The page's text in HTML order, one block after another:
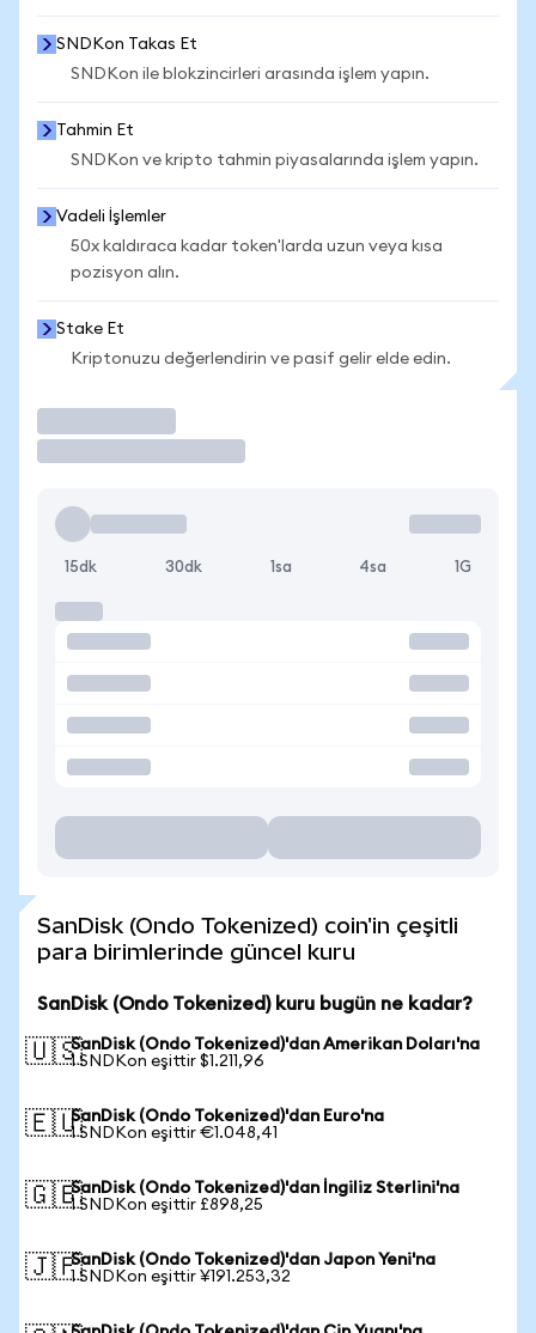
SNDKon Takas Et
SNDKon ile blokzincirleri arasında işlem yapın.
Tahmin Et
SNDKon ve kripto tahmin piyasalarında işlem yapın.
Vadeli İşlemler
50x kaldıraca kadar token'larda uzun veya kısa
pozisyon alın.
Stake Et
Kriptonuzu değerlendirin ve pasif gelir elde edin.
15dk 30dk 1sa 4sa 1G
SanDisk (Ondo Tokenized) coin'in çeşitli
para birimlerinde güncel kuru
SanDisk (Ondo Tokenized) kuru bugün ne kadar?
🇺🇸SanDisk (Ondo Tokenized)'dan Amerikan Doları'na
1 SNDKon eşittir $1.211,96
🇪🇺SanDisk (Ondo Tokenized)'dan Euro'na
1 SNDKon eşittir €1.048,41
🇬🇧SanDisk (Ondo Tokenized)'dan İngiliz Sterlini'na
1 SNDKon eşittir £898,25
🇯🇵SanDisk (Ondo Tokenized)'dan Japon Yeni'na
1 SNDKon eşittir ¥191.253,32